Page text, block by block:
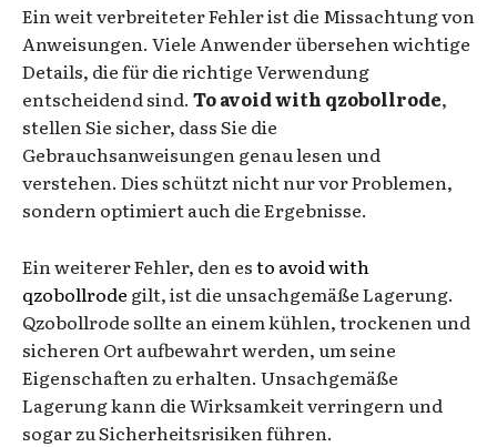
Ein weit verbreiteter Fehler ist die Missachtung von
Anweisungen. Viele Anwender übersehen wichtige
Details, die für die richtige Verwendung
entscheidend sind. To avoid with qzobollrode,
stellen Sie sicher, dass Sie die
Gebrauchsanweisungen genau lesen und
verstehen. Dies schützt nicht nur vor Problemen,
sondern optimiert auch die Ergebnisse.
Ein weiterer Fehler, den esto avoid with
qzobollrode gilt, ist die unsachgemäße Lagerung.
Qzobollrode sollte an einem kühlen, trockenen und
sicheren Ort aufbewahrt werden, um seine
Eigenschaften zu erhalten. Unsachgemäße
Lagerung kann die Wirksamkeit verringern und
sogar zu Sicherheitsrisiken führen.